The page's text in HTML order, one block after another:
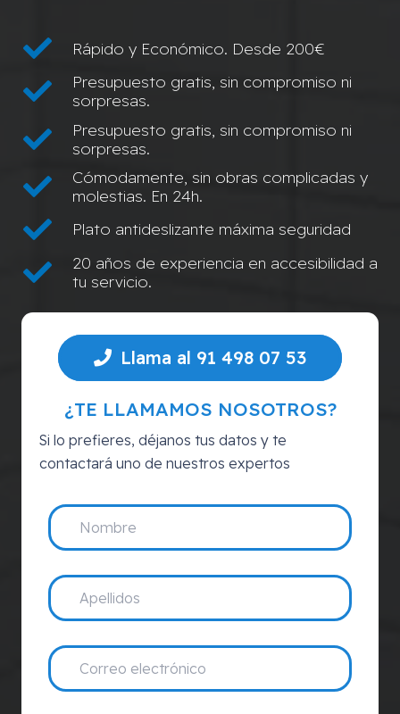
Rápido y Económico. Desde 200€
Presupuesto gratis, sin compromiso ni
sorpresas.
Presupuesto gratis, sin compromiso ni
sorpresas.
Cómodamente, sin obras complicadas y
molestias. En 24h.
Plato antideslizante máxima seguridad
20 años de experiencia en accesibilidad a
tu servicio.
Llama al 91 498 07 53
¿TE LLAMAMOS NOSOTROS?
Si lo prefieres, déjanos tus datos y te
contactará uno de nuestros expertos